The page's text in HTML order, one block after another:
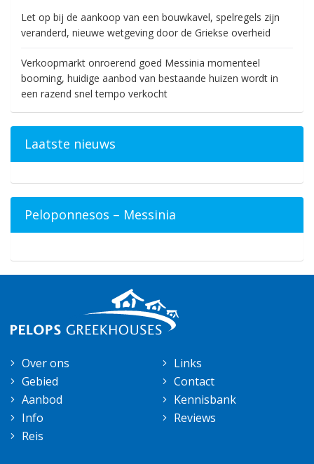
Let op bij de aankoop van een bouwkavel, spelregels zijn
veranderd, nieuwe wetgeving door de Griekse overheid
Verkoopmarkt onroerend goed Messinia momenteel
booming, huidige aanbod van bestaande huizen wordt in
een razend snel tempo verkocht
Laatste nieuws
Peloponnesos – Messinia
Over ons
Gebied
Aanbod
Info
Reis
Links
Contact
Kennisbank
Reviews